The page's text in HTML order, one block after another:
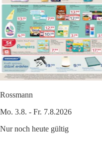
Rossmann
Mo. 3.8. - Fr. 7.8.2026
Nur noch heute gültig